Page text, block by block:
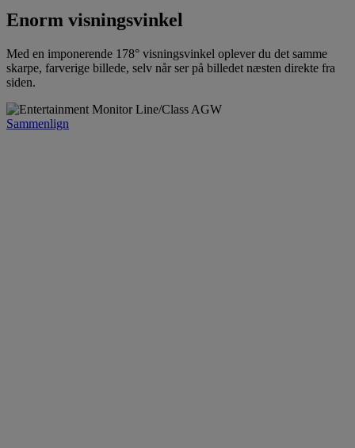
Enorm visningsvinkel
Med en imponerende 178° visningsvinkel oplever du det samme
skarpe, farverige billede, selv når ser på billedet næsten direkte fra
siden.
Sammenlign